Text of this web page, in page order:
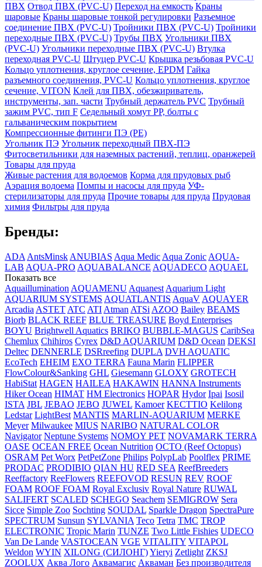
ПВХ Отвод ПВХ (PVC-U) Переход на емкость Краны
шаровые Краны шаровые тонкой регулировки Разъемное
соединение ПВХ (PVC-U) Тройники ПВХ (PVC-U) Тройники
переходные ПВХ (PVC-U) Трубы ПВХ Угольники ПВХ
(PVC-U) Угольники переходные ПВХ (PVC-U) Втулка
переходная PVC-U Штуцер PVC-U Крышка резьбовая PVC-U
Кольцо уплотнения, круглое сечение, EPDM Гайка
разъемного соединения, PVC-U Кольцо уплотнения, круглое
сечение, VITON Клей для ПВХ, обезжириватель,
инструменты, зап. части Трубный держатель PVC Трубный
зажим PVC, тип F Седельный хомут PP, болты с
гальваническим покрытием
Компрессионные фитинги ПЭ (PE)
Угольник ПЭ Угольник переходный ПВХ-ПЭ
Фитосветильники для наземных растений, теплиц, оранжерей
Товары для пруда
Живые растения для водоемов Корма для прудовых рыб
Аэрация водоема Помпы и насосы для пруда УФ-
стерилизаторы для пруда Прочие товары для пруда Прудовая
химия Фильтры для пруда
Бренды:
ADA AntsMinsk ANUBIAS Aqua Medic Aqua Zonic AQUA-
LAB AQUA-PRO AQUABALANCE AQUADECO AQUAEL
Показать все
Aquaillumination AQUAMENU Aquanest Aquarium Light
AQUARIUM SYSTEMS AQUATLANTIS AquaV AQUAYER
Arcadia ASTET ATC ATI Atman ATSi AZOO Bailey BEAMS
Biоrb BLACK REEF BLUE TREASURE Boyd Enterprises
BOYU Brightwell Aquatics BRIKO BUBBLE-MAGUS CaribSea
Chemlux Chihiros Cyrex D&D AQUARIUM D&D Ocean DEKSI
Deltec DENNERLE DSRreefing DUPLA DVH AQUATIC
EcoTech EHEIM EXO TERRA Fauna Marin FLIPPER
FlowColour&Sanking GHL Giesemann GLOXY GROTECH
HabiStat HAGEN HAILEA HAKAWIN HANNA Instruments
Hiker Ocean HIMAT HM Electronics HOPAR Hydor Ipai Isosil
ISTA JBL JEBAO JEBO JUWEL Kamoer KECTTIO Kelilong
Ledstar LightBest MANTIS MARLIN-AQUARIUM MERKE
Meyer Milwaukee MIUS NARIBO NATURAL COLOR
Navigator Neptune Systems NOMOY PET NOVAMARK TERRA
OASE OCEAN FREE Ocean Nutrition OCTO (Reef Octopus)
OSRAM Pet Worx PetPetZone Philips PolypLab Poolflex PRIME
PRODAC PRODIBIO QIAN HU RED SEA ReefBreeders
Reeffactory ReeFlowers REEFOVOD RESUN REV ROOF
FOAM ROOF FOAM Royal Exclusiv Royal Nature RUWAL
SALIFERT SCALED SCHEGO Seachem SEMIGROW Sera
Sicce Simple Zoo Sochting SOUDAL Sparkle Dragon SpectraPure
SPECTRUM Sunsun SYLVANIA Teco Tetra TMC TROP
ELECTRONIC Tropic Marin TUNZE Two Little Fishies UDECO
Van De Lande VASTOCEAN VGE VITALITY VITAPOL
Weldon WYIN XILONG (СИЛОНГ)Yieryi Zetlight ZKSJ
ZOOLUX Аква Лого Аквамагис Акваман Без производителя